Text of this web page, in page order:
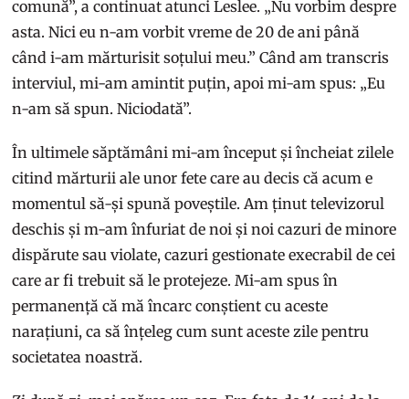
comună”, a continuat atunci Leslee. „Nu vorbim despre
asta. Nici eu n-am vorbit vreme de 20 de ani până
când i-am mărturisit soțului meu.” Când am transcris
interviul, mi-am amintit puțin, apoi mi-am spus: „Eu
n-am să spun. Niciodată”.
În ultimele săptămâni mi-am început și încheiat zilele
citind mărturii ale unor fete care au decis că acum e
momentul să-și spună poveștile. Am ținut televizorul
deschis și m-am înfuriat de noi și noi cazuri de minore
dispărute sau violate, cazuri gestionate execrabil de cei
care ar fi trebuit să le protejeze. Mi-am spus în
permanență că mă încarc conștient cu aceste
narațiuni, ca să înțeleg cum sunt aceste zile pentru
societatea noastră.